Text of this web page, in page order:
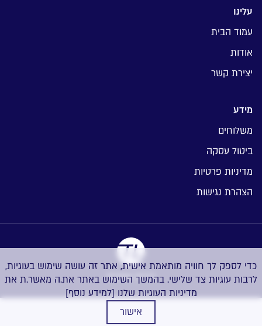
כדי לספק לך חוויה מותאמת אישית, אתר זה עושה שימוש בעוגיות,
לרבות עוגיות צד שלישי. בהמשך השימוש באתר את.ה מאשר.ת את
מדיניות העוגיות שלנו [למידע נוסף]
אישור
עלינו
עמוד הבית
אודות
יצירת קשר
מידע
משלוחים
ביטול עסקה
מדיניות פרטיות
הצהרת נגישות
בניית אתרים